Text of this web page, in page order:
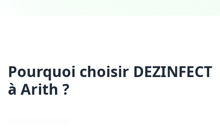
Pourquoi choisir DEZINFECT
à Arith ?